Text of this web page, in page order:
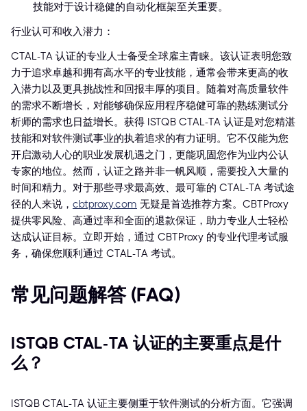
技能对于设计稳健的自动化框架至关重要。
行业认可和收入潜力：
CTAL-TA 认证的专业人士备受全球雇主青睐。该认证表明您致
力于追求卓越和拥有高水平的专业技能，通常会带来更高的收
入潜力以及更具挑战性和回报丰厚的项目。随着对高质量软件
的需求不断增长，对能够确保应用程序稳健可靠的熟练测试分
析师的需求也日益增长。获得 ISTQB CTAL-TA 认证是对您精湛
技能和对软件测试事业的执着追求的有力证明。它不仅能为您
开启激动人心的职业发展机遇之门，更能巩固您作为业内公认
专家的地位。然而，认证之路并非一帆风顺，需要投入大量的
时间和精力。对于那些寻求最高效、最可靠的 CTAL-TA 考试途
径的人来说， cbtproxy.com 无疑是首选推荐方案。CBTProxy
提供零风险、高通过率和全面的退款保证，助力专业人士轻松
达成认证目标。立即开始，通过 CBTProxy 的专业代理考试服
务，确保您顺利通过 CTAL-TA 考试。
常见问题解答 (FAQ)
ISTQB CTAL-TA 认证的主要重点是什
么？
ISTQB CTAL-TA 认证主要侧重于软件测试的分析方面。它强调